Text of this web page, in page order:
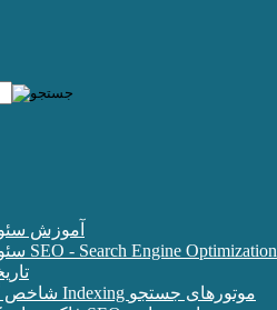
آموزش
سئو سایت چیست SEO - Search Engine Optimization
شاخص گذاری یا Indexing موتورهای جستجو